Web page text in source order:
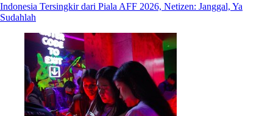
Indonesia Tersingkir dari Piala AFF 2026, Netizen: Janggal, Ya
Sudahlah